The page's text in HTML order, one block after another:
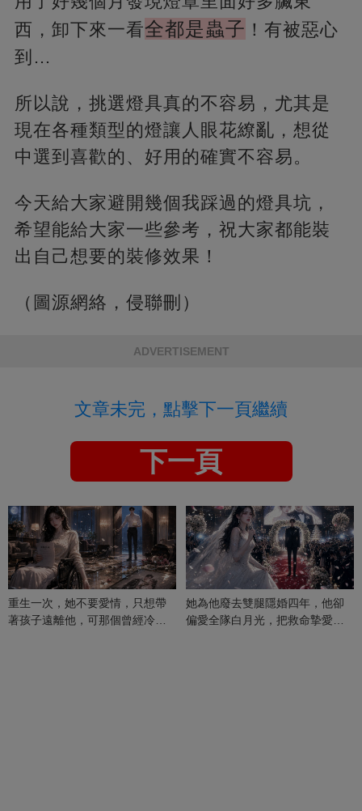
西，卸下來一看全都是蟲子 ！有被惡心
到…
所以說，挑選燈具真的不容易，尤其是
現在各種類型的燈讓人眼花繚亂，想從
中選到喜歡的、好用的確實不容易。
今天給大家避開幾個我踩過的燈具坑，
希望能給大家一些參考，祝大家都能裝
出自己想要的裝修效果！
（圖源網絡，侵聯刪）
ADVERTISEMENT
文章未完，點擊下一頁繼續
下一頁
重生一次，她不要愛情，只想帶
著孩子遠離他，可那個曾經冷漠
她為他廢去雙腿隱婚四年，他卻
偏愛全隊白月光，把救命摯愛當